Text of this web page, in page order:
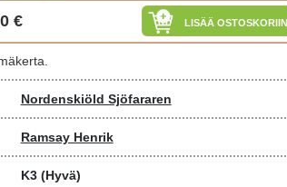
€ LISÄÄ OSTOSKORIIN
Nordenskiöld Sjöfararen
Ramsay Henrik
K3 (Hyvä)